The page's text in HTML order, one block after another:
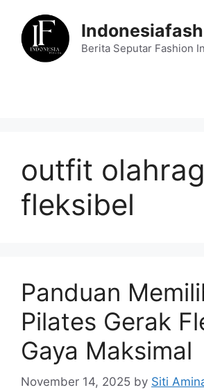
content
Berita Seputar Fashion
outfit
fleksibel
Panduan
Pilates Gerak
Gaya Maksimal
November 14, 2025 by Siti